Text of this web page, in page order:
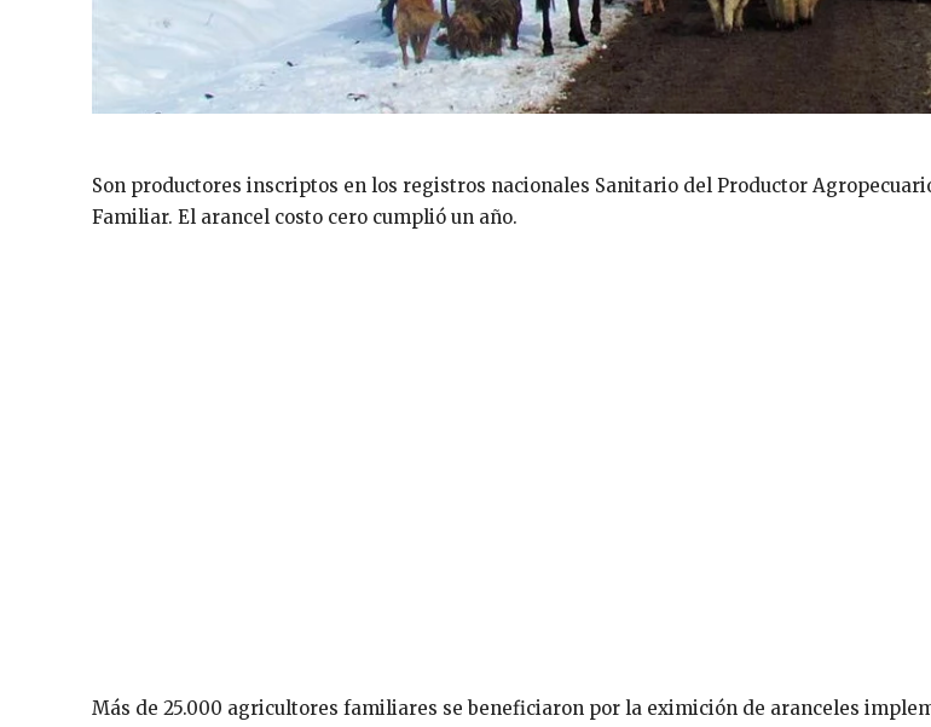
Son productores inscriptos en los registros nacionales Sanitario del Productor
Familiar. El arancel costo cero cumplió un año.
Más de 25.000 agricultores familiares se beneficiaron por la eximición de aranceles